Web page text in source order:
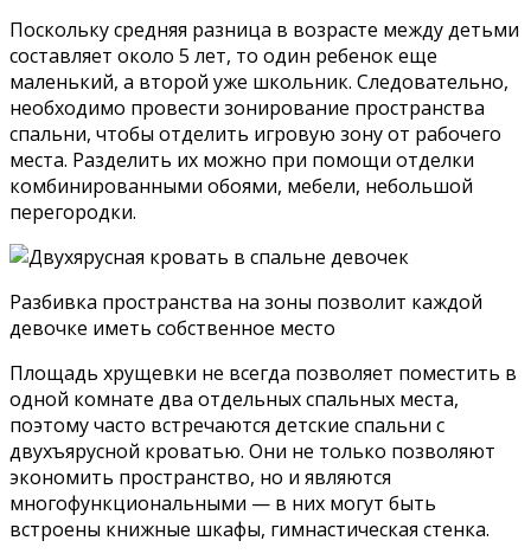
Поскольку средняя разница в возрасте между детьми
составляет около 5 лет, то один ребенок еще
маленький, а второй уже школьник. Следовательно,
необходимо провести зонирование пространства
спальни, чтобы отделить игровую зону от рабочего
места. Разделить их можно при помощи отделки
комбинированными обоями, мебели, небольшой
перегородки.
Разбивка пространства на зоны позволит каждой
девочке иметь собственное место
Площадь хрущевки не всегда позволяет поместить в
одной комнате два отдельных спальных места,
поэтому часто встречаются детские спальни с
двухъярусной кроватью. Они не только позволяют
экономить пространство, но и являются
многофункциональными — в них могут быть
встроены книжные шкафы, гимнастическая стенка.